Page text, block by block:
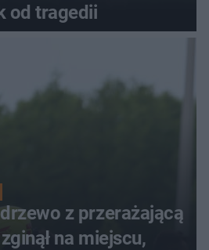
od tragedii
z przerażającą
na miejscu,